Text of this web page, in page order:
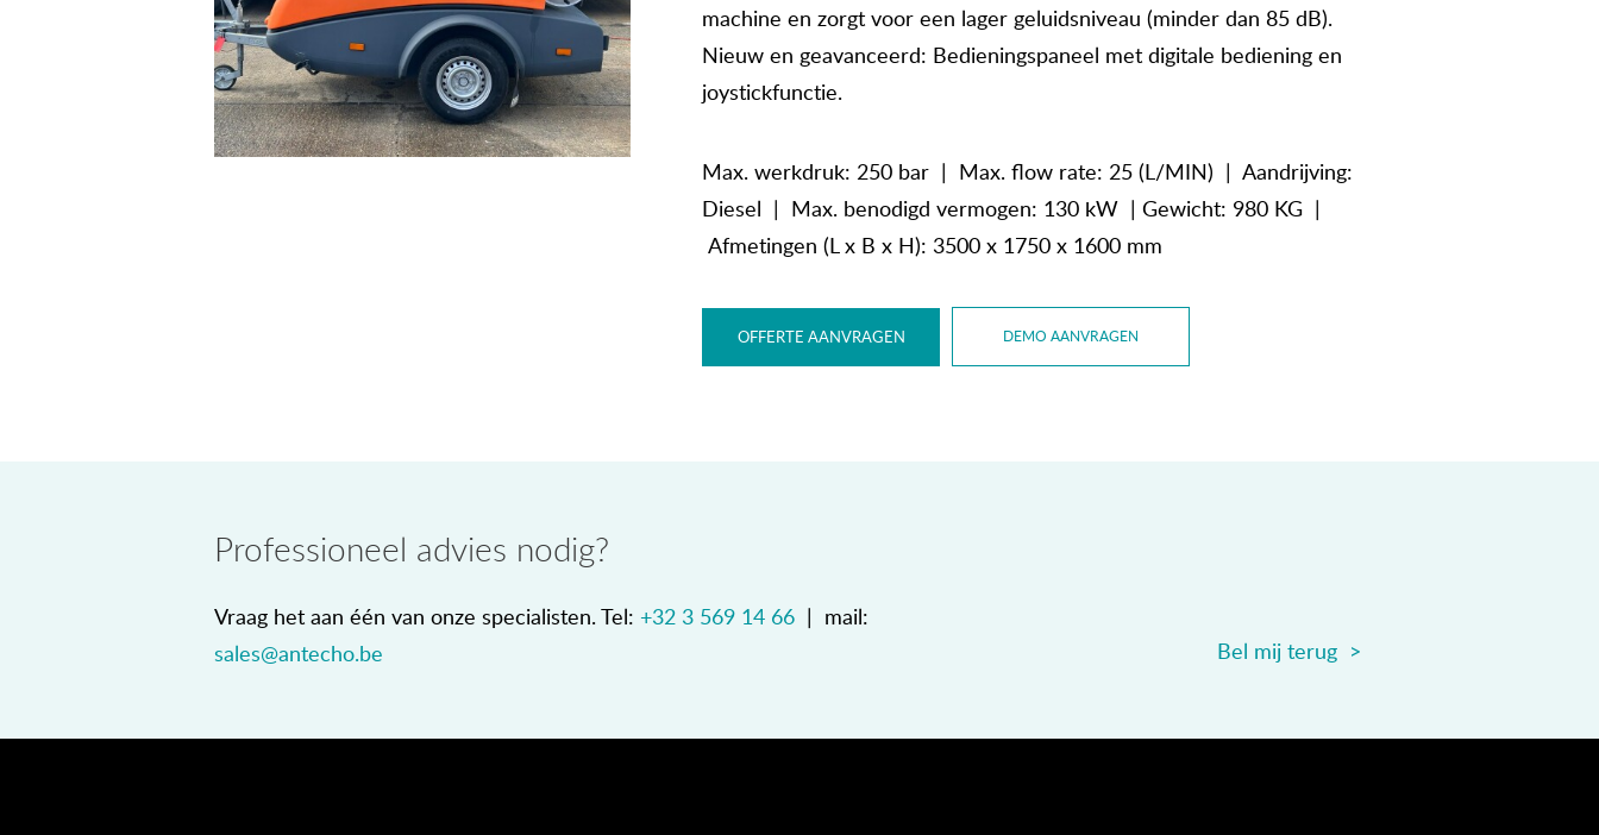
machine en zorgt voor een lager geluidsniveau (minder dan 85 dB).
Nieuw en geavanceerd: Bedieningspaneel met digitale bediening en
joystickfunctie.
Max. werkdruk: 250 bar | Max. flow rate: 25 (L/MIN) | Aandrijving:
Diesel | Max. benodigd vermogen: 130 kW | Gewicht: 980 KG |
Afmetingen (L x B x H): 3500 x 1750 x 1600 mm
OFFERTE AANVRAGEN DEMO AANVRAGEN
Professioneel advies nodig?
Vraag het aan één van onze specialisten. Tel: +32 3 569 14 66 | mail:
sales@antecho.be
Bel mij terug >